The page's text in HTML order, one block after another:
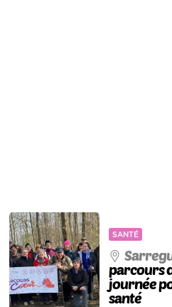
SANTÉ
parcours
journée
santé